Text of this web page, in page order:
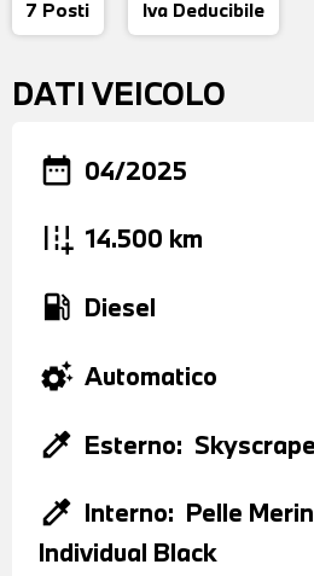
7 Posti Iva Deducibile
DATI VEICOLO
date_range 04/2025
add_road 14.500 km
local_gas_station Diesel
settings_suggest Automatico
colorize Esterno:
colorize Interno: Pelle
Individual Black